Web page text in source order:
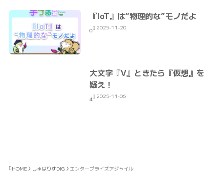
『IoT』は“物理的な”モノだよ
0 2025-11-20
大文字『V』ときたら『仮想』を
疑え！
4 2025-11-06
HOME しゅはりすDIG エンタープライズアジャイル